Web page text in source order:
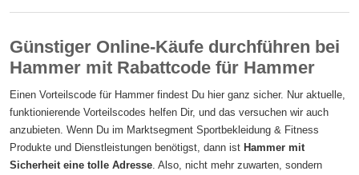
Günstiger Online-Käufe durchführen bei
Hammer mit Rabattcode für Hammer
Einen Vorteilscode für Hammer findest Du hier ganz sicher. Nur aktuelle,
funktionierende Vorteilscodes helfen Dir, und das versuchen wir auch
anzubieten. Wenn Du im Marktsegment Sportbekleidung & Fitness
Produkte und Dienstleistungen benötigst, dann ist Hammer mit
Sicherheit eine tolle Adresse. Also, nicht mehr zuwarten, sondern